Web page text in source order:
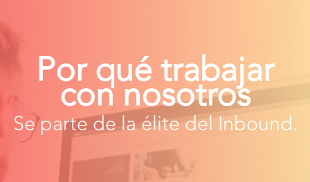
Por qué trabajar
con nosotros
Se parte de la élite del Inbound.